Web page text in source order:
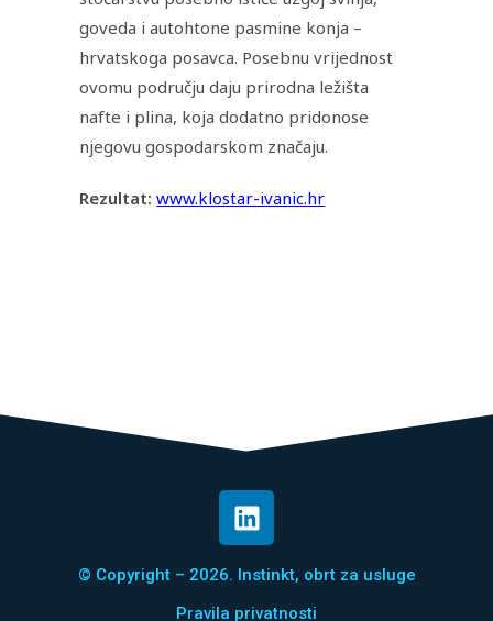
goveda i autohtone pasmine konja –
hrvatskoga posavca. Posebnu vrijednost
ovomu području daju prirodna ležišta
nafte i plina, koja dodatno pridonose
njegovu gospodarskom značaju.
Rezultat: www.klostar-ivanic.hr
© Copyright – 2026. Instinkt, obrt za usluge
Pravila privatnosti